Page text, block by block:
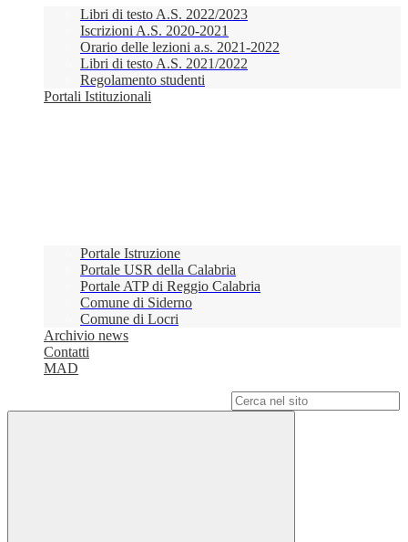
Libri di testo A.S. 2022/2023
Iscrizioni A.S. 2020-2021
Orario delle lezioni a.s. 2021-2022
Libri di testo A.S. 2021/2022
Regolamento studenti
Portali Istituzionali
Portale Istruzione
Portale USR della Calabria
Portale ATP di Reggio Calabria
Comune di Siderno
Comune di Locri
Archivio news
Contatti
MAD